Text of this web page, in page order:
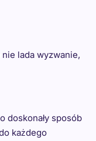
lada wyzwanie,
doskonały sposób
każdego